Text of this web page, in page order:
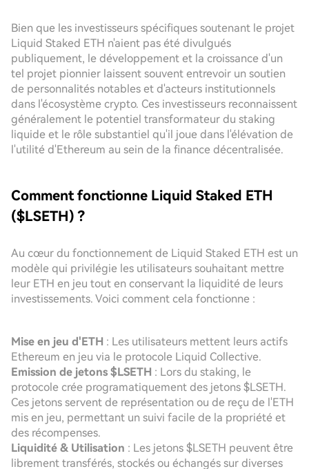
Bien que les investisseurs spécifiques soutenant le projet
Liquid Staked ETH n'aient pas été divulgués
publiquement, le développement et la croissance d'un
tel projet pionnier laissent souvent entrevoir un soutien
de personnalités notables et d'acteurs institutionnels
dans l'écosystème crypto. Ces investisseurs reconnaissent
généralement le potentiel transformateur du staking
liquide et le rôle substantiel qu'il joue dans l'élévation de
l'utilité d'Ethereum au sein de la finance décentralisée.
Comment fonctionne Liquid Staked ETH
($LSETH) ?
Au cœur du fonctionnement de Liquid Staked ETH est un
modèle qui privilégie les utilisateurs souhaitant mettre
leur ETH en jeu tout en conservant la liquidité de leurs
investissements. Voici comment cela fonctionne :
Mise en jeu d'ETH : Les utilisateurs mettent leurs actifs
Ethereum en jeu via le protocole Liquid Collective.
Emission de jetons $LSETH : Lors du staking, le
protocole crée programatiquement des jetons $LSETH.
Ces jetons servent de représentation ou de reçu de l'ETH
mis en jeu, permettant un suivi facile de la propriété et
des récompenses.
Liquidité & Utilisation : Les jetons $LSETH peuvent être
librement transférés, stockés ou échangés sur diverses